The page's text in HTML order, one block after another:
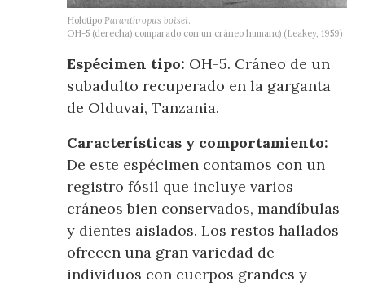
HolotipoParanthropus boisei.
OH-5 (derecha) comparado con un cráneo humano) (Leakey, 1959)
Espécimen tipo: OH-5. Cráneo de un
subadulto recuperado en la garganta
de Olduvai, Tanzania.
Características y comportamiento:
De este espécimen contamos con un
registro fósil que incluye varios
cráneos bien conservados, mandíbulas
y dientes aislados. Los restos hallados
ofrecen una gran variedad de
individuos con cuerpos grandes y